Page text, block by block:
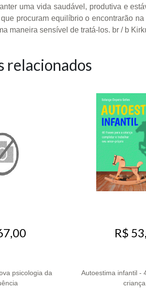
uma vida saudável, produtiva e
procuram equilíbrio o encontrarão
maneira sensível de tratá-los. br / b
relacionados
psicologia da
R$
Autoestima infantil -